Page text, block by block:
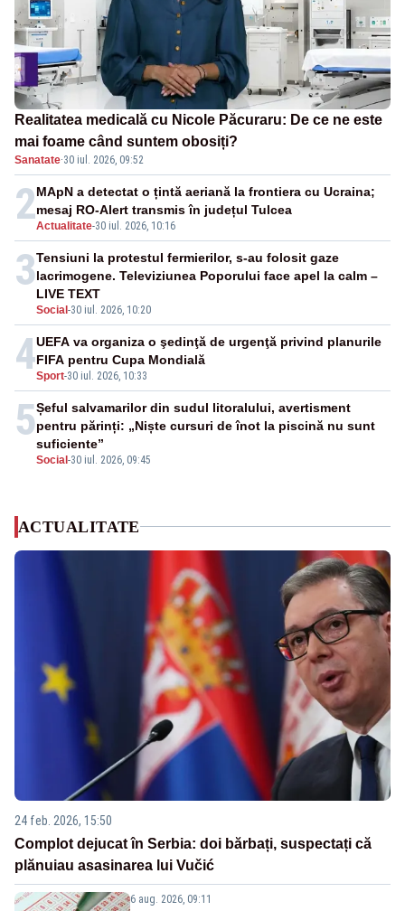
Realitatea medicală cu Nicole Păcuraru: De ce ne este
mai foame când suntem obosiți?
Sanatate·30 iul. 2026, 09:52
2Actualitate-30 iul. 2026, 10:16
MApN a detectat o țintă aeriană la frontiera cu Ucraina;
mesaj RO-Alert transmis în județul Tulcea
3
Social-30 iul. 2026, 10:20
Tensiuni la protestul fermierilor, s-au folosit gaze
lacrimogene. Televiziunea Poporului face apel la calm –
LIVE TEXT
4Sport-30 iul. 2026, 10:33
UEFA va organiza o şedinţă de urgenţă privind planurile
FIFA pentru Cupa Mondială
5
Social-30 iul. 2026, 09:45
Șeful salvamarilor din sudul litoralului, avertisment
pentru părinți: „Niște cursuri de înot la piscină nu sunt
suficiente”
ACTUALITATE
24 feb. 2026, 15:50
Complot dejucat în Serbia: doi bărbați, suspectați că
plănuiau asasinarea lui Vučić
6 aug. 2026, 09:11